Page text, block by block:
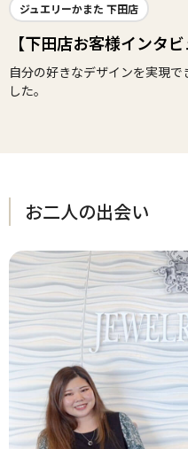
ジュエリーかまた 下田店
【下田店お客様インタ
自分の好きなデザインを実現
した。
お二人の出会い